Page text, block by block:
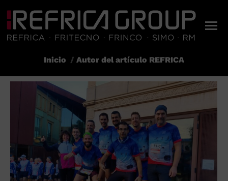
Estás aquí:
Inicio Autor del artículo REFRICA